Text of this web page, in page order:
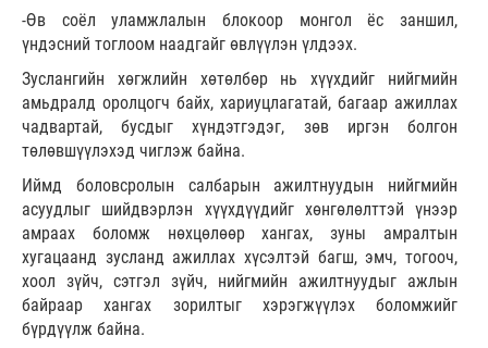
-Өв соёл уламжлалын блокоор монгол ёс заншил,
үндэсний тоглоом наадгайг өвлүүлэн үлдээх.
Зуслангийн хөгжлийн хөтөлбөр нь хүүхдийг нийгмийн
амьдралд оролцогч байх, хариуцлагатай, багаар ажиллах
чадвартай, бусдыг хүндэтгэдэг, зөв иргэн болгон
төлөвшүүлэхэд чиглэж байна.
Иймд боловсролын салбарын ажилтнуудын нийгмийн
асуудлыг шийдвэрлэн хүүхдүүдийг хөнгөлөлттэй үнээр
амраах боломж нөхцөлөөр хангах, зуны амралтын
хугацаанд зусланд ажиллах хүсэлтэй багш, эмч, тогооч,
хоол зүйч, сэтгэл зүйч, нийгмийн ажилтнуудыг ажлын
байраар хангах зорилтыг хэрэгжүүлэх боломжийг
бүрдүүлж байна.